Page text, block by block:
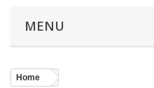
MENU
Home